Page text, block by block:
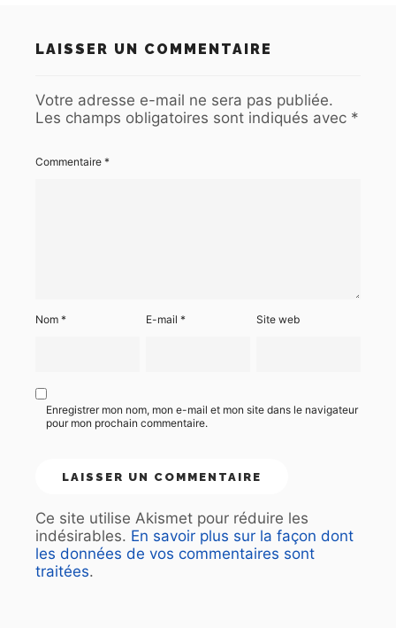
LAISSER UN COMMENTAIRE
Votre adresse e-mail ne sera pas publiée.
Les champs obligatoires sont indiqués avec *
Commentaire *
Nom * E-mail* Site web
Enregistrer mon nom, mon e-mail et mon site dans le navigateur
pour mon prochain commentaire.
Ce site utilise Akismet pour réduire les
indésirables. En savoir plus sur la façon dont
les données de vos commentaires sont
traitées.